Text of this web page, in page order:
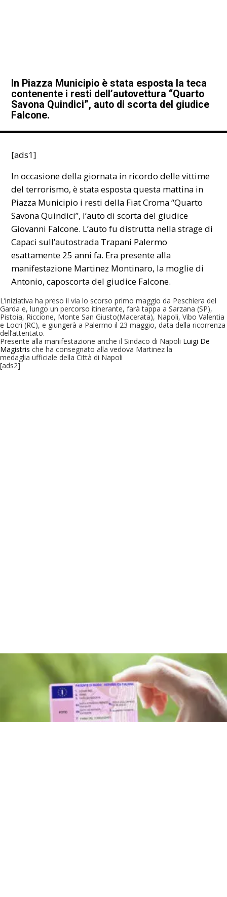
In Piazza Municipio è stata esposta la teca
contenente i resti dell’autovettura “Quarto
Savona Quindici”, auto di scorta del giudice
Falcone.
[ads1]
In occasione della giornata in ricordo delle vittime
del terrorismo, è stata esposta questa mattina in
Piazza Municipio i resti della Fiat Croma “Quarto
Savona Quindici”, l’auto di scorta del giudice
Giovanni Falcone. L’auto fu distrutta nella strage di
Capaci sull’autostrada Trapani Palermo
esattamente 25 anni fa. Era presente alla
manifestazione Martinez Montinaro, la moglie di
Antonio, caposcorta del giudice Falcone.
L’iniziativa ha preso il via lo scorso primo maggio da Peschiera del
Garda e, lungo un percorso itinerante, farà tappa a Sarzana (SP),
Pistoia, Riccione, Monte San Giusto(Macerata), Napoli, Vibo Valentia
e Locri (RC), e giungerà a Palermo il 23 maggio, data della ricorrenza
dell’attentato.
Presente alla manifestazione anche il Sindaco di Napoli Luigi De
Magistris che ha consegnato alla vedova Martinez la
medaglia ufficiale della Città di Napoli
[ads2]